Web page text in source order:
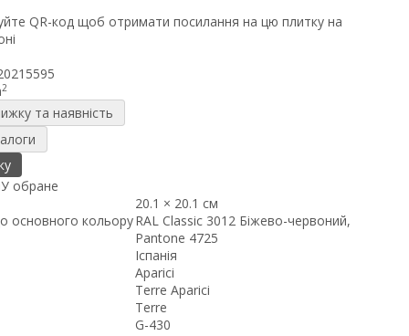
2
та наявність
У обране
20.1 × 20.1 см
основного кольоруRAL Classic 3012 Біжево-червоний,
Pantone 4725
Іспанія
Aparici
Terre Aparici
Terre
G-430